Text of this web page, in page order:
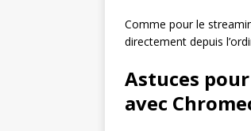
Comme pour le
directement depuis
Astuces
avec